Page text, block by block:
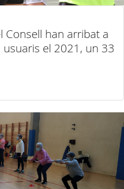
Consell han arribat a
el 2021, un 33